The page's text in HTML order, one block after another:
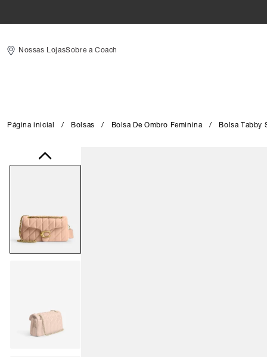
Nossas LojasSobre a Coach
Página inicial / Bolsas / Bolsa De Ombro Feminina / Bolsa Tabby